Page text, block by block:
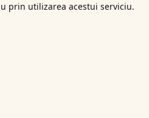
prin utilizarea acestui serviciu.